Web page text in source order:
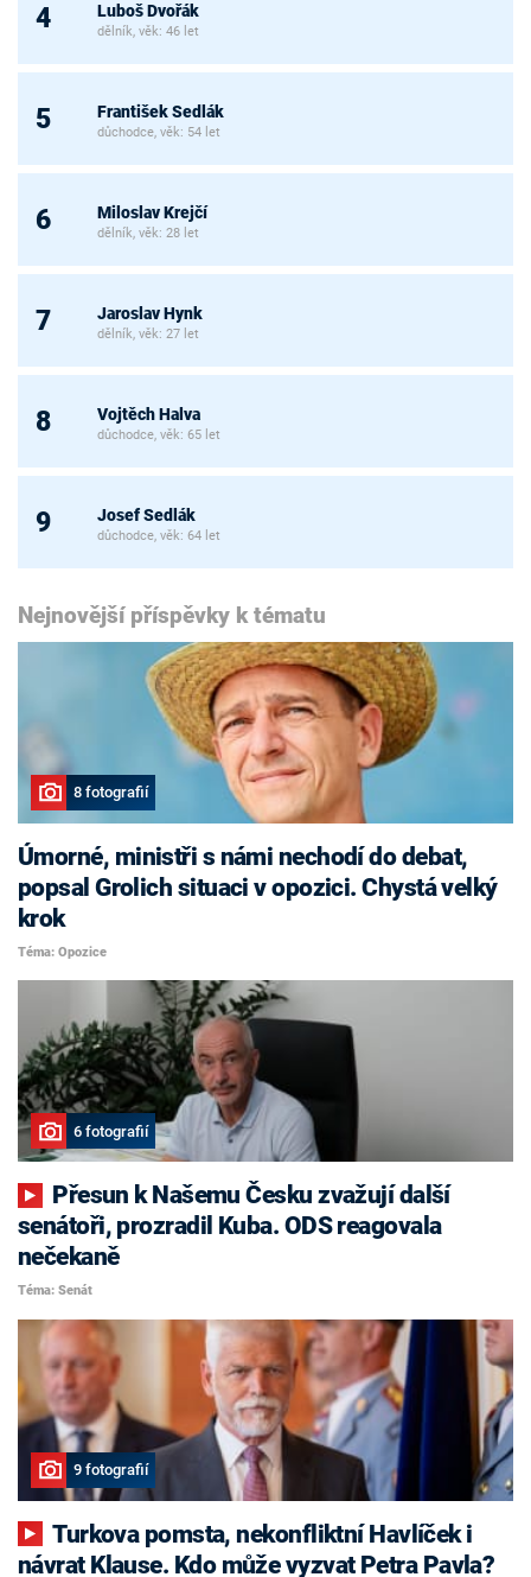
4 Luboš Dvořák
dělník, věk: 46 let
5 František Sedlák
důchodce, věk: 54 let
6 Miloslav Krejčí
dělník, věk: 28 let
7 Jaroslav Hynk
dělník, věk: 27 let
8 Vojtěch Halva
důchodce, věk: 65 let
9 Josef Sedlák
důchodce, věk: 64 let
Nejnovější příspěvky k tématu
8 fotografií
Úmorné, ministři s námi nechodí do debat,
popsal Grolich situaci v opozici. Chystá velký
krok
Téma: Opozice
6 fotografií
senátoři, prozradil Kuba. ODS reagovala
nečekaně
Téma: Senát
9 fotografií
Turkova pomsta, nekonfliktní Havlíček i
návrat Klause. Kdo může vyzvat Petra Pavla?